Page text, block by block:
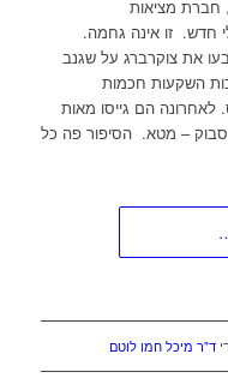
חברת מציאות
חדש. זו אינה גחמה.
את צוקרברג על שגנב
השקעות חכמות
הם גייסו מאות
– מטא. הסיפור פה כל
ד"ר מיכל חמו לוטם